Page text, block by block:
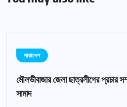
সারাদেশ
মৌলভীবাজার জেলা ছাত্রলীগের প্রচার
সামাদ